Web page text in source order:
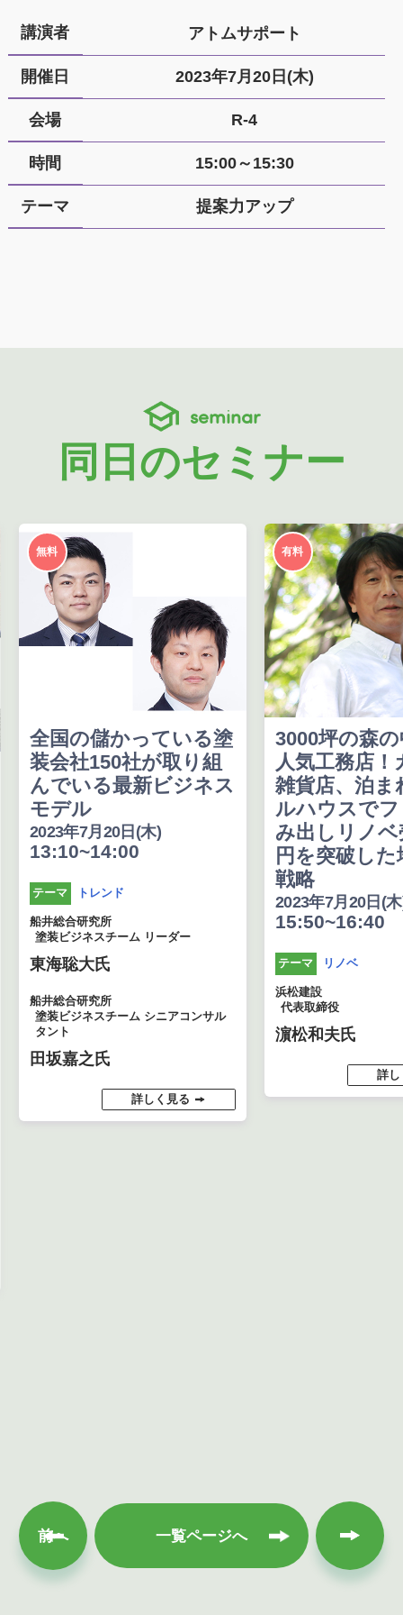
講演者 アトムサポート
開催日 2023年7月20日(木)
会場 R-4
時間 15:00～15:30
テーマ 提案力アップ
seminar
同日のセミナー
無料
全国の儲かっている塗
装会社150社が取り組
んでいる最新ビジネス
モデル
2023年7月20日(木)
13:10~14:00
テーマ トレンド
船井総合研究所
塗装ビジネスチーム リーダー
東海聡大氏
船井総合研究所
塗装ビジネスチーム シニアコンサル
タント
田坂嘉之氏
詳しく見る
有料
3000坪の森
人気工務店！
雑貨店、泊ま
ルハウスで
み出しリノベ
円を突破した
戦略
2023年7月20日(
15:50~16:40
テーマ リノベ
浜松建設
代表取締役
濵松和夫氏
詳
前へ 一覧ページへ
次へ